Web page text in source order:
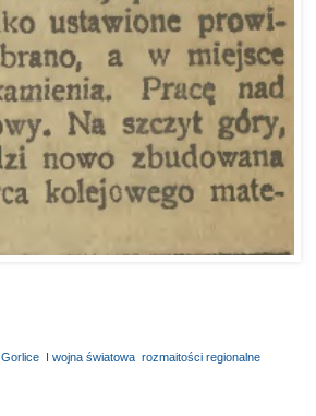
Gorlice I wojna światowa rozmaitości regionalne